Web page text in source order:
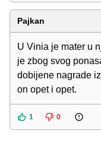
Pajkan
U Vinia je mater u
je zbog svog
dobijene nagrade
on opet i opet.
1 0